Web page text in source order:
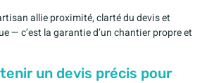
allie proximité, clarté du devis et
— c’est la garantie d’un chantier propre et
un devis précis pour